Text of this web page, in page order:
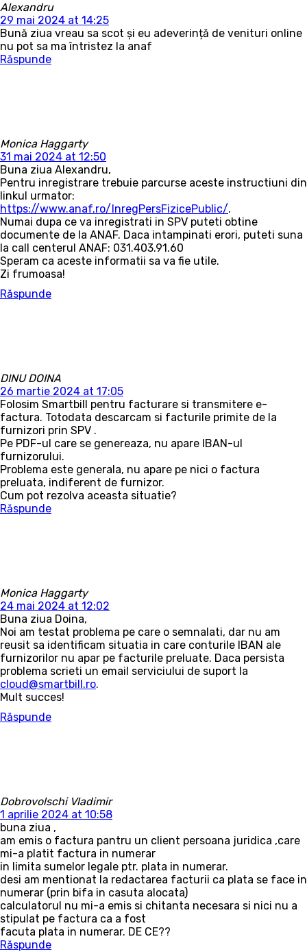
Alexandru
29 mai 2024 at 14:25
Bună ziua vreau sa scot și eu adeverință de venituri online
nu pot sa ma întristez la anaf
Răspunde
Monica Haggarty
31 mai 2024 at 12:50
Buna ziua Alexandru,
Pentru inregistrare trebuie parcurse aceste instructiuni din
linkul urmator:
https://www.anaf.ro/InregPersFizicePublic/.
Numai dupa ce va inregistrati in SPV puteti obtine
documente de la ANAF. Daca intampinati erori, puteti suna
la call centerul ANAF: 031.403.91.60
Speram ca aceste informatii sa va fie utile.
Zi frumoasa!
Răspunde
DINU DOINA
26 martie 2024 at 17:05
Folosim Smartbill pentru facturare si transmitere e-
factura. Totodata descarcam si facturile primite de la
furnizori prin SPV .
Pe PDF-ul care se genereaza, nu apare IBAN-ul
furnizorului.
Problema este generala, nu apare pe nici o factura
preluata, indiferent de furnizor.
Cum pot rezolva aceasta situatie?
Răspunde
Monica Haggarty
24 mai 2024 at 12:02
Buna ziua Doina,
Noi am testat problema pe care o semnalati, dar nu am
reusit sa identificam situatia in care conturile IBAN ale
furnizorilor nu apar pe facturile preluate. Daca persista
problema scrieti un email serviciului de suport la
cloud@smartbill.ro.
Mult succes!
Răspunde
Dobrovolschi Vladimir
1 aprilie 2024 at 10:58
buna ziua ,
am emis o factura pantru un client persoana juridica ,care
mi-a platit factura in numerar
in limita sumelor legale ptr. plata in numerar.
desi am mentionat la redactarea facturii ca plata se face in
numerar (prin bifa in casuta alocata)
calculatorul nu mi-a emis si chitanta necesara si nici nu a
stipulat pe factura ca a fost
facuta plata in numerar. DE CE??
Răspunde